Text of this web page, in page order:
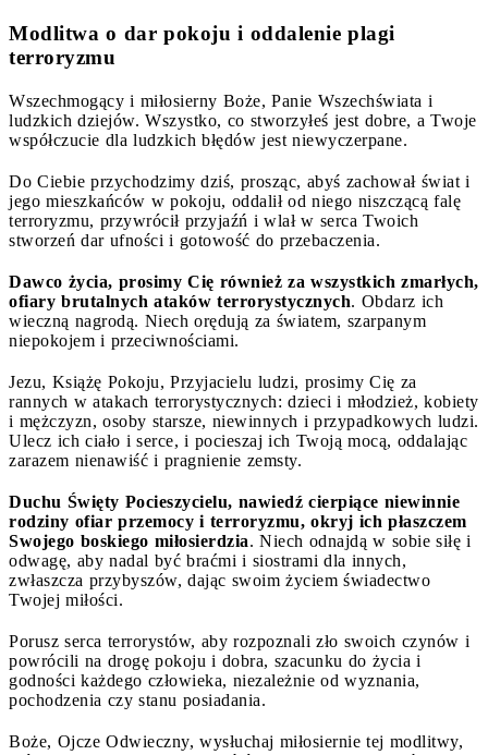
Modlitwa o dar pokoju i oddalenie plagi
terroryzmu
Wszechmogący i miłosierny Boże, Panie Wszechświata i
ludzkich dziejów. Wszystko, co stworzyłeś jest dobre, a Twoje
współczucie dla ludzkich błędów jest niewyczerpane.
Do Ciebie przychodzimy dziś, prosząc, abyś zachował świat i
jego mieszkańców w pokoju, oddalił od niego niszczącą falę
terroryzmu, przywrócił przyjaźń i wlał w serca Twoich
stworzeń dar ufności i gotowość do przebaczenia.
Dawco życia, prosimy Cię również za wszystkich zmarłych,
ofiary brutalnych ataków terrorystycznych. Obdarz ich
wieczną nagrodą. Niech orędują za światem, szarpanym
niepokojem i przeciwnościami.
Jezu, Książę Pokoju, Przyjacielu ludzi, prosimy Cię za
rannych w atakach terrorystycznych: dzieci i młodzież, kobiety
i mężczyzn, osoby starsze, niewinnych i przypadkowych ludzi.
Ulecz ich ciało i serce, i pocieszaj ich Twoją mocą, oddalając
zarazem nienawiść i pragnienie zemsty.
Duchu Święty Pocieszycielu, nawiedź cierpiące niewinnie
rodziny ofiar przemocy i terroryzmu, okryj ich płaszczem
Swojego boskiego miłosierdzia. Niech odnajdą w sobie siłę i
odwagę, aby nadal być braćmi i siostrami dla innych,
zwłaszcza przybyszów, dając swoim życiem świadectwo
Twojej miłości.
Porusz serca terrorystów, aby rozpoznali zło swoich czynów i
powrócili na drogę pokoju i dobra, szacunku do życia i
godności każdego człowieka, niezależnie od wyznania,
pochodzenia czy stanu posiadania.
Boże, Ojcze Odwieczny, wysłuchaj miłosiernie tej modlitwy,